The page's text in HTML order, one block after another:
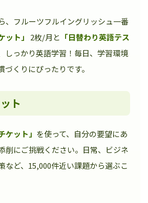
、フルーツフルイングリッシュ一番
ット」 2枚/月と 「日替わり英語テス
しっかり英語学習！毎日、学習環境
づくりにぴったりです。
ト
ケット」 を使って、自分の要望にあ
削にご挑戦ください。日常、ビジネ
など、15,000件近い課題から選ぶこ